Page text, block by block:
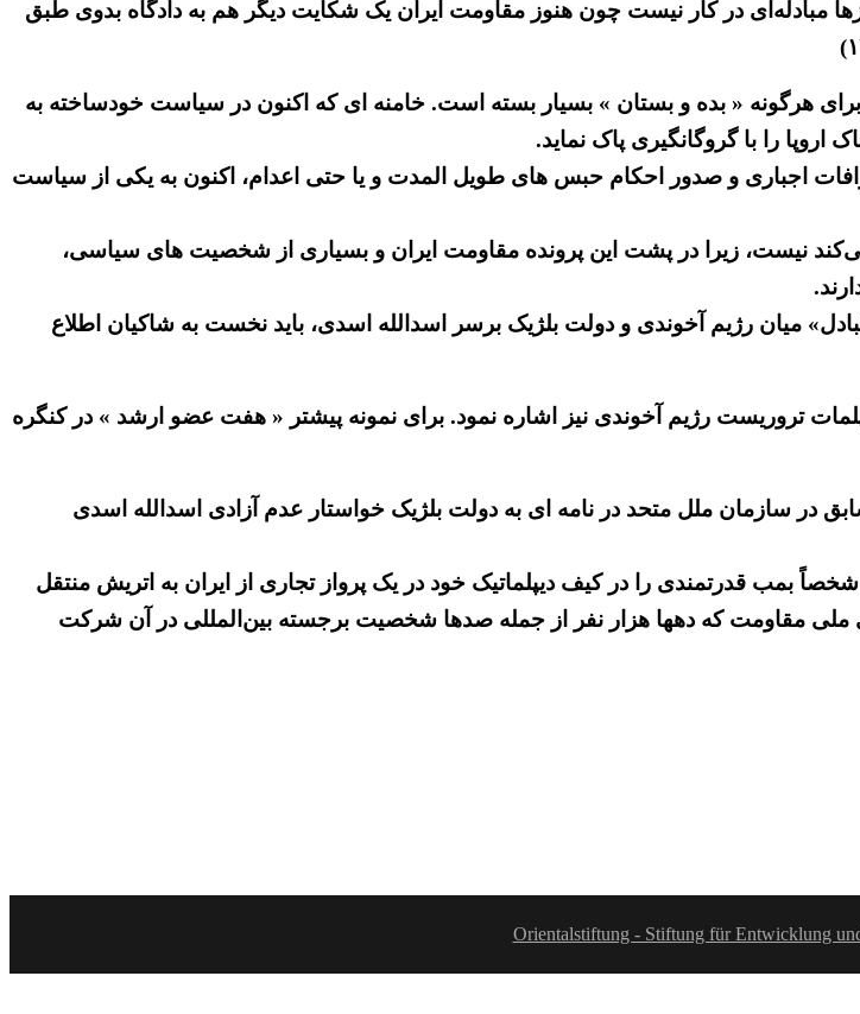
مبادله‌ای در کار نیست چون هنوز مقاومت ایران یک شکایت دیگر هم به دادگاه بدوی طبق
هرگونه « بده و بستان » بسیار بسته است. خامنه ای که اکنون در سیاست خودساخته به
را با گروگانگیری پاک نماید.
اجباری و صدور احکام حبس های طویل المدت و یا حتی اعدام، اکنون به یکی از سیاست
نیست، زیرا در پشت این پرونده مقاومت ایران و بسیاری از شخصیت های سیاسی،
میان رژیم آخوندی و دولت بلژیک برسر اسدالله اسدی، باید نخست به شاکیان اطلاع
تروریست رژیم آخوندی نیز اشاره نمود. برای نمونه پیشتر « هفت عضو ارشد » در کنگره
۶۸ تن از حقوقدانان و کارشناسان حقوق بشر از جمله ۱۸ مقام سابق در سازمان ملل متحد در نامه ای به دولت بلژیک خواستار عدم آزادی اسدالله اسدی
بمب قدرتمندی را در کیف دیپلماتیک خود در یک پرواز تجاری از ایران به اتریش منتقل
ملی مقاومت که دهها هزار نفر از جمله صدها شخصیت برجسته بین‌المللی در آن شرکت
Orientalstiftung - Stiftung für Entwicklung